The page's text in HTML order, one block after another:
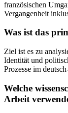
französischen
Vergangenheit
Was ist das
Ziel ist es zu
Identität und
Prozesse im
Welche
Arbeit